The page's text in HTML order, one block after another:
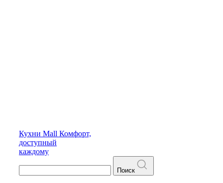
Кухни Mall Комфорт,
доступный
каждому
Поиск